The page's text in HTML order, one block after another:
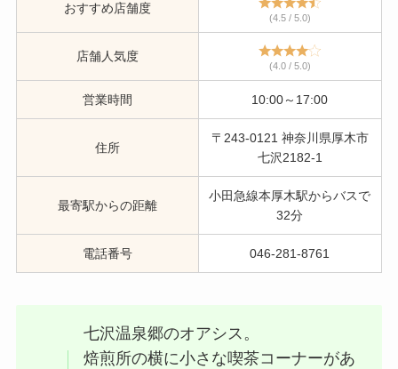
おすすめ店舗度
(4.5 / 5.0)
店舗人気度
(4.0 / 5.0)
営業時間 10:00～17:00
住所
〒243-0121 神奈川県厚木市
七沢2182-1
最寄駅からの距離
小田急線本厚木駅からバスで
32分
電話番号 046-281-8761
七沢温泉郷のオアシス。
焙煎所の横に小さな喫茶コーナーがあ